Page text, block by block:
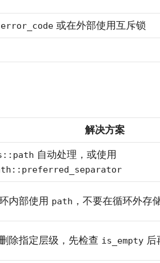
error_code 或在外部使用互斥锁
解决方案
自动处理，或使用
内部使用 path ，不要在循环外存
除指定层级，先检查 is_empty 后